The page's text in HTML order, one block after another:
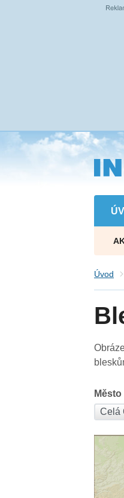
Přejít
na
hlavní
obsah
Úvod
Město